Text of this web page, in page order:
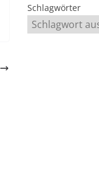
Schlagwörter